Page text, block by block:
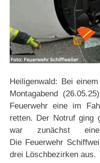
Heiligenwald: Bei
Montagabend
Feuerwehr eine im
retten. Der Notruf ging
war zunächst eine
Die Feuerwehr
drei Löschbezirken aus.